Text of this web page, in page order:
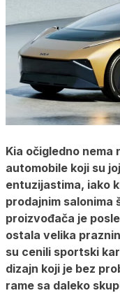
Kia očigledno nema
automobile koji su
entuzijastima, iako
prodajnim salonima
proizvođača je
ostala velika
su cenili sportski
dizajn koji je bez
rame sa daleko